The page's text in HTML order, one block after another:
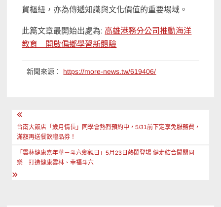
貿樞紐，亦為傳遞知識與文化價值的重要場域。
此篇文章最開始出處為: 高雄港務分公司推動海洋
教育 開啟偏鄉學習新體驗
新聞來源： https://more-news.tw/619406/
文
章
導
覽
台南大飯店「歲月情長」同學會熱烈預約中，5/31前下定享免服務費，
滿額再送餐飲贈品券！
「雲林健康嘉年華－斗六鄉親日」5月23日熱鬧登場 健走結合闖關同
樂 打造健康雲林、幸福斗六